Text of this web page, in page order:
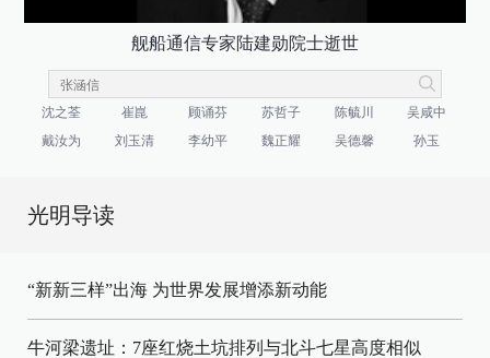
舰船通信专家陆建勋院士逝世
沈之荃 崔崑 顾诵芬 苏哲子 陈毓川
吴咸中
戴汝为
刘玉清 李幼平 魏正耀 吴德馨 孙玉
光明导读
“新新三样”出海 为世界发展增添新动能
牛河梁遗址：7座红烧土坑排列与北斗七星高度相似